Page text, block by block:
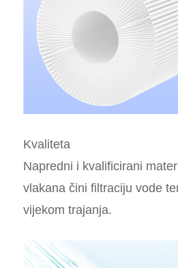
Kvaliteta
Napredni i kvalificirani
vlakana čini filtraciju vode
vijekom trajanja.